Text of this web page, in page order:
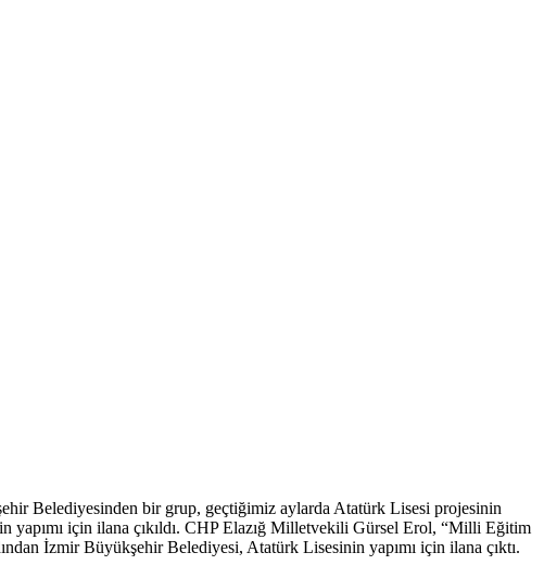
Belediyesinden bir grup, geçtiğimiz aylarda Atatürk Lisesi projesinin
yapımı için ilana çıkıldı. CHP Elazığ Milletvekili Gürsel Erol, “Milli Eğitim
İzmir Büyükşehir Belediyesi, Atatürk Lisesinin yapımı için ilana çıktı.